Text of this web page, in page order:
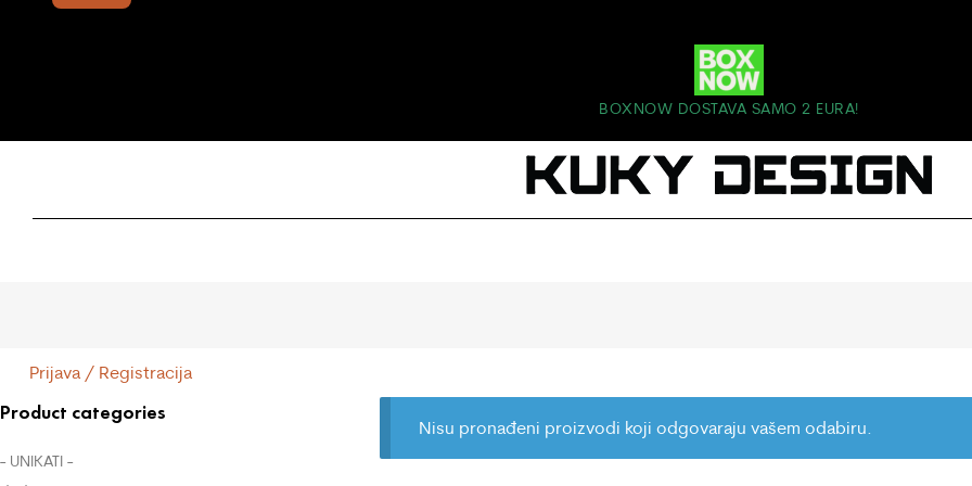
BOXNOW DOSTAVA SAMO 2 EURA!
Prijava / Registracija
Nisu pronađeni proizvodi koji odgovaraju vašem odabiru.
Product categories
- UNIKATI -